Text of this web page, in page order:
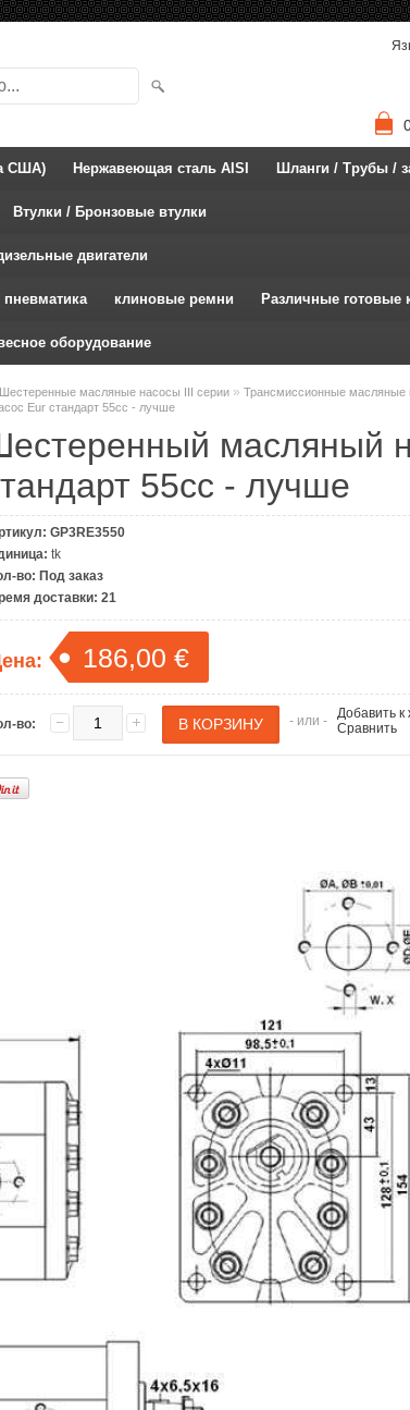
США) Нержавеющая сталь AISI Шланги / Трубы /
Втулки / Бронзовые втулки
двигатели
пневматика клиновые ремни Различные готовые
оборудование
Шестеренные масляные насосы III серии » Трансмиссионные масляные
Eur стандарт 55cc - лучше
масляный
55cc - лучше
GP3RE3550
tk
во: Под заказ
доставки: 21
186,00 €
во: - или - Добавить
Сравнить